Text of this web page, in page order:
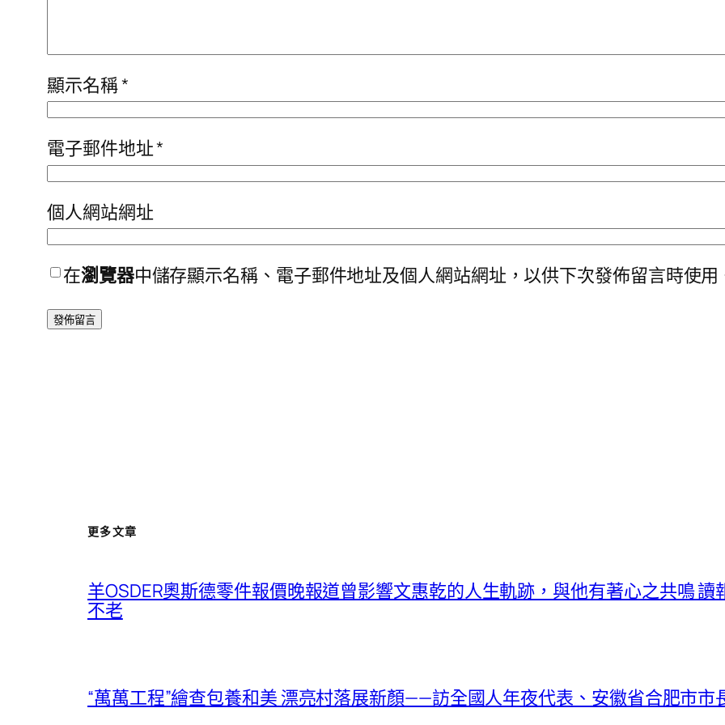
顯示名稱*
電子郵件地址*
個人網站網址
在瀏覽器中儲存顯示名稱、電子郵件地址及個人網站網址，以供下次發佈留言時使用
更多文章
羊OSDER奧斯德零件報價晚報道曾影響文惠乾的人生軌跡，與他有著心之共鳴 讀
不老
“萬萬工程”繪查包養和美 漂亮村落展新顏——訪全國人年夜代表、安徽省合肥市市